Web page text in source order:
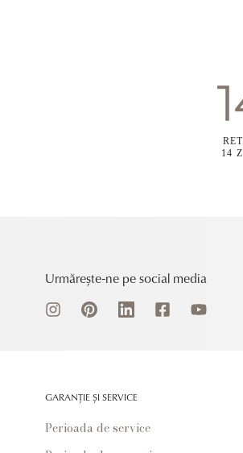
14
Urmărește-ne pe social media
GARANȚIE ȘI SERVICE
Perioada de service